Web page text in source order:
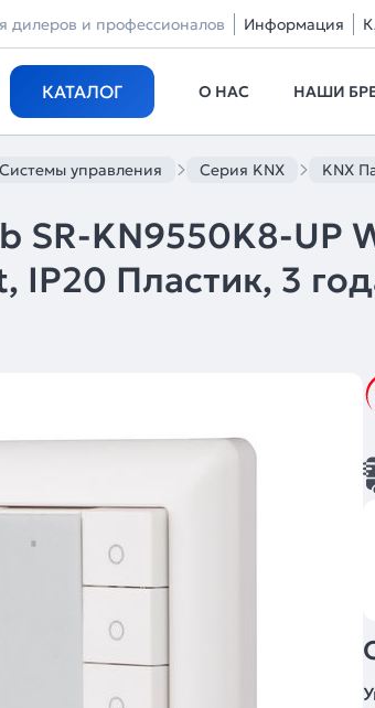
дилеров и профессионалов Информация
КАТАЛОГ О НАС НАШИ
Системы управления Серия KNX KNX
SR-KN9550K8-UP
IP20 Пластик, 3